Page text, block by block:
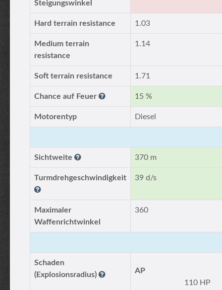
Steigungswinkel
Hard terrain resistance 1.03
Medium terrain
resistance
1.14
Soft terrain resistance 1.71
Chance auf Feuer 15 %
Motorentyp Diesel
Sichtweite 370 m
Turmdrehgeschwindigkeit 39 d/s
Maximaler
Waffenrichtwinkel
360
Schaden
(Explosionsradius)
AP
110 HP